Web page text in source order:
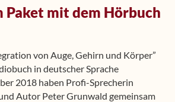
Paket mit dem Hörbuch
von Auge, Gehirn und Körper”
in deutscher Sprache
2018 haben Profi-Sprecherin
Autor Peter Grunwald gemeinsam